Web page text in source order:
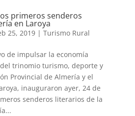
primeros senderos
en Laroya
25, 2019| Turismo Rural
de impulsar la economía
trinomio turismo, deporte y
Provincial de Almería y el
inauguraron ayer, 24 de
senderos literarios de la